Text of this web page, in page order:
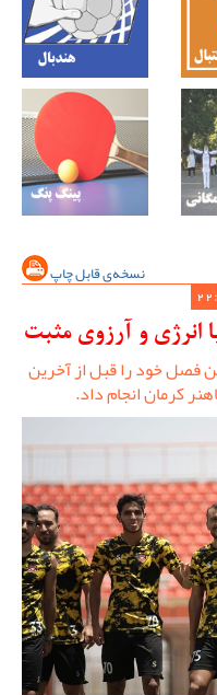
نسخه‌ی قابل چاپ
انرژی و آرزوی مثبت
فصل خود را قبل از آخرین
کرمان انجام داد.